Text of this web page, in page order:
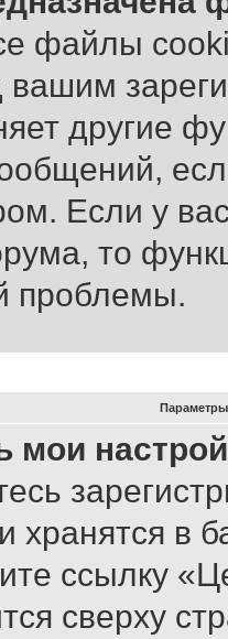
файлы
вашим
другие
Если у
то
проблемы.
Параметры
мои
хранятся в
ссылку
сверху